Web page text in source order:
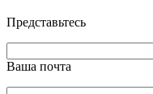
Представьтесь
Ваша почта